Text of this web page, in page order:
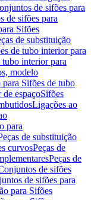
de sifões para
de sifões para
Sifões
de substituição
de tubo interior para
tubo interior para
modelo
para Sifões de tubo
espaçoSifões
Ligações ao
para
de substituição
curvosPeças de
Peças de
de sifões
de sifões para
para Sifões